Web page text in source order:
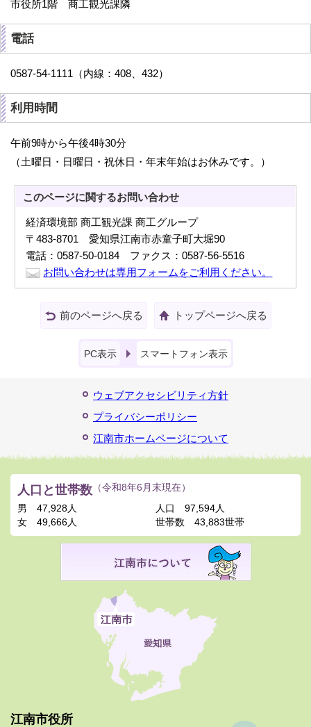
市役所1階 商工観光課隣
電話
0587-54-1111（内線：408、432）
利用時間
午前9時から午後4時30分
（土曜日・日曜日・祝休日・年末年始はお休みです。）
このページに関するお問い合わせ
経済環境部 商工観光課 商工グループ
〒483-8701 愛知県江南市赤童子町大堀90
電話：0587-50-0184 ファクス：0587-56-5516
お問い合わせは専用フォームをご利用ください。
前のページへ戻る トップページへ戻る
PC表示 スマートフォン表示
ウェブアクセシビリティ方針
プライバシーポリシー
江南市ホームページについて
江南市役所
人口と世帯数 （令和8年6月末現在）
男
47,928人
女
49,666人
人口
97,594人
世帯数
43,883世帯